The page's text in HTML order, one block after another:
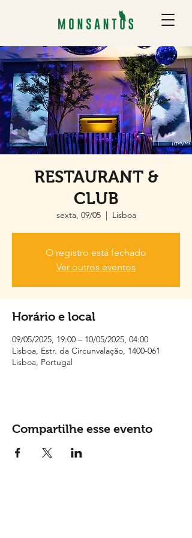
RESTAURANT &
CLUB
sexta, 09/05
  |
Lisboa
O registro está fechado
Ver outros eventos
Horário e local
09/05/2025, 19:00 – 10/05/2025, 04:00
Lisboa, Estr. da Circunvalação, 1400-061
Lisboa, Portugal
Compartilhe esse evento